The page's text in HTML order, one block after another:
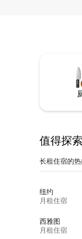
值得探
长租住宿的
纽约
月租住宿
西雅图
月租住宿